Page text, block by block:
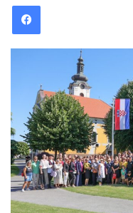
e
m
a
i
l